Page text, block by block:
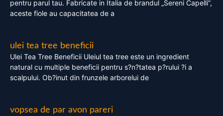
pentru parul tau. Fabricate in Italia de brandul „Sereni Capelli”,
aceste fiole au capacitatea de a
ulei tea tree beneficii
Ulei Tea Tree Beneficii Uleiul tea tree este un ingredient
natural cu multiple beneficii pentru s?n?tatea p?rului ?i a
scalpului. Ob?inut din frunzele arborelui de
vopsea de par avon pareri